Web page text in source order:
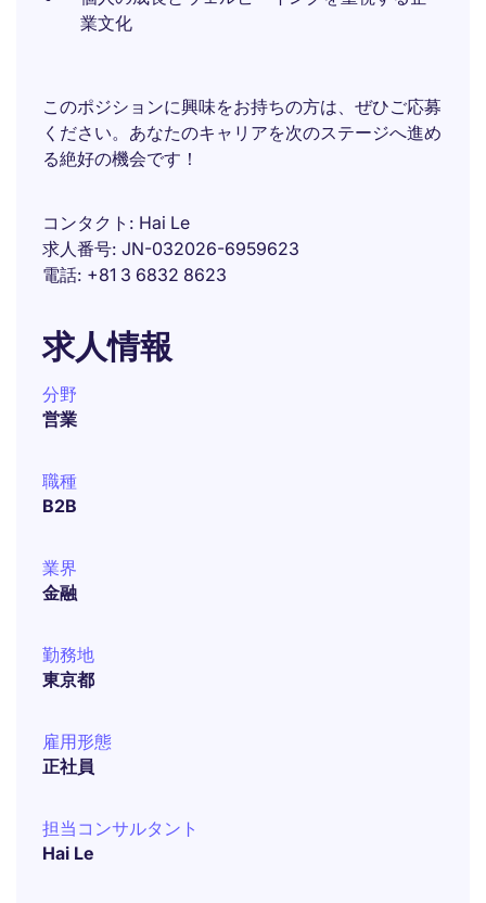
業文化
このポジションに興味をお持ちの方は、ぜひご応募
ください。あなたのキャリアを次のステージへ進め
る絶好の機会です！
コンタクト
Hai Le
求人番号 JN-032026-6959623
電話 +81 3 6832 8623
求人情報
分野
営業
職種
B2B
業界
金融
勤務地
東京都
雇用形態
正社員
担当コンサルタント
Hai Le